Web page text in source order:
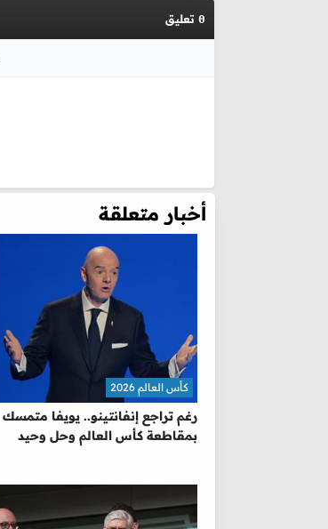
0 تعليق
أخبار متعلقة
رغم تراجع إنفانتينو.. يويفا متمسك
بمقاطعة كأس العالم وحل وحيد
كأس العالم 2026